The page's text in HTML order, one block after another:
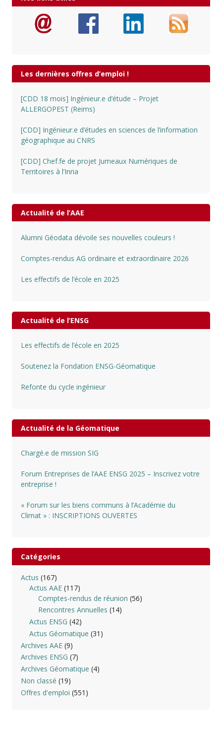
Les dernières offres d’emploi !
[CDD 18 mois] Ingénieur.e d’étude – Projet
ALLERGOPEST (Reims)
[CDD] Ingénieur.e d’études en sciences de l’information
géographique au CNRS
[CDD] Chef.fe de projet Jumeaux Numériques de
Territoires à l’Inria
Actualité de l’AAE
Alumni Géodata dévoile ses nouvelles couleurs !
Comptes-rendus AG ordinaire et extraordinaire 2026
Les effectifs de l’école en 2025
Actualité de l’ENSG
Les effectifs de l’école en 2025
Soutenez la Fondation ENSG-Géomatique
Refonte du cycle ingénieur
Actualité de la Géomatique
Chargé.e de mission SIG
Forum Entreprises de l’AAE ENSG 2025 – Inscrivez votre
entreprise !
« Forum sur les biens communs à l’Académie du
Climat » : INSCRIPTIONS OUVERTES
Catégories
Actus (167)
Actus AAE (117)
Comptes-rendus de réunion (56)
Rencontres Annuelles (14)
Actus ENSG (42)
Actus Géomatique (31)
Archives AAE(9)
Archives ENSG (7)
Archives Géomatique (4)
Non classé (19)
Offres d'emploi (551)